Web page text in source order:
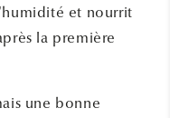
et nourrit
la première
une bonne